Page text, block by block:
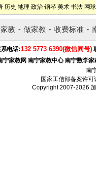
历史 地理 政治 钢琴 美术 书法 网球
教 - 做家教 - 收费标准 -
电话:132 5773 6390(微信同号)
宁家教网 南宁家教中心 南宁数学家
南
国家工信部备案许可
Copyright 2007-2026